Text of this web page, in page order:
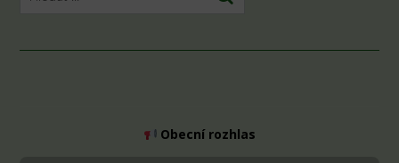
Obecní rozhlas